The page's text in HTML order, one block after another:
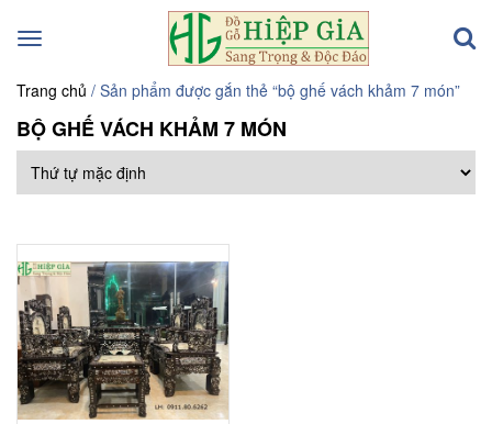
Toggle
Trang chủ / Sản phẩm được gắn thẻ “bộ ghế vách khảm 7 món”
BỘ GHẾ VÁCH KHẢM 7 MÓN